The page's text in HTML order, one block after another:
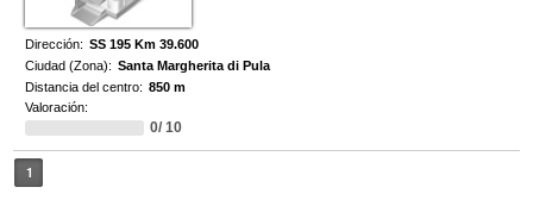
Dirección: SS 195 Km 39.600
Ciudad (Zona): Santa Margherita di Pula
Distancia del centro: 850 m
Valoración:
0/ 10
1